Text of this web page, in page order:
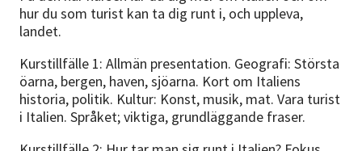
hur du som turist kan ta dig runt i, och uppleva,
landet.
Kurstillfälle 1: Allmän presentation. Geografi: Största
öarna, bergen, haven, sjöarna. Kort om Italiens
historia, politik. Kultur: Konst, musik, mat. Vara turist
i Italien. Språket; viktiga, grundläggande fraser.